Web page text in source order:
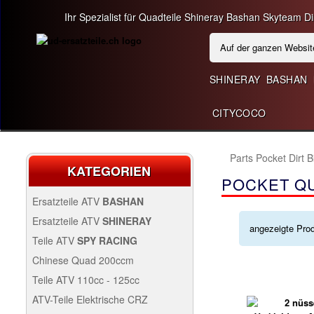
Ihr Spezialist für Quadteile Shineray Bashan Skyteam
SHINERAY BASHAN
CITYCOCO
KATEGORIEN
Ersatzteile ATV BASHAN
Ersatzteile ATV SHINERAY
QUAD SHINERAY 300
Teile ATV SPY RACING
Chinese Quad 200ccm
200CCM
Teile ATV 110cc - 125cc
125CC
ATV-Teile Elektrische CRZ
Parts Pocket Dirt
POCKET
angezeigte